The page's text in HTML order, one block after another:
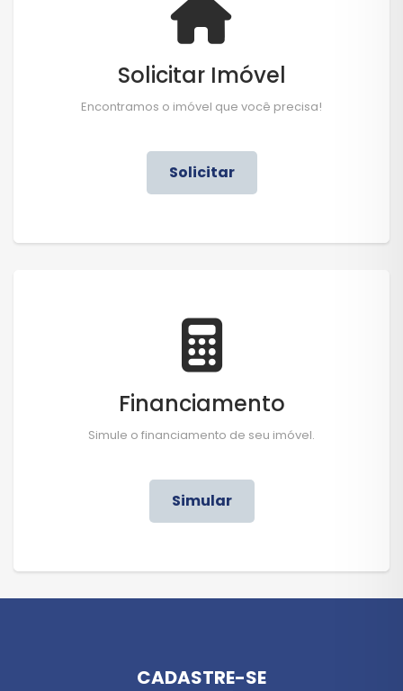
Solicitar Imóvel
Encontramos o imóvel que você precisa!
Solicitar
Financiamento
Simule o financiamento de seu imóvel.
Simular
CADASTRE-SE